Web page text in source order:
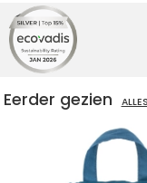
Eerder gezien